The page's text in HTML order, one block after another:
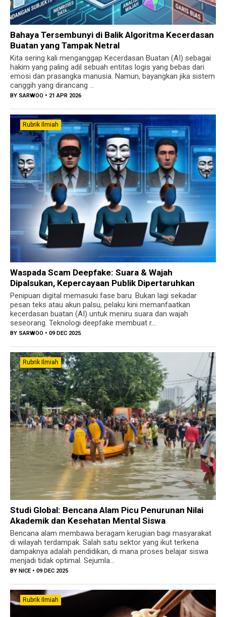
Bahaya Tersembunyi di Balik Algoritma Kecerdasan
Buatan yang Tampak Netral
Kita sering kali menganggap Kecerdasan Buatan (AI) sebagai
hakim yang paling adil sebuah entitas logis yang bebas dari
emosi dan prasangka manusia. Namun, bayangkan jika sistem
canggih yang dirancang ...
BY SARWOO • 21 APR 2026
Rubrik Ilmiah
Waspada Scam Deepfake: Suara & Wajah
Dipalsukan, Kepercayaan Publik Dipertaruhkan
Penipuan digital memasuki fase baru. Bukan lagi sekadar
pesan teks atau akun palsu, pelaku kini memanfaatkan
kecerdasan buatan (AI) untuk meniru suara dan wajah
seseorang. Teknologi deepfake membuat r...
BY SARWOO • 09 DEC 2025
Rubrik Ilmiah
Studi Global: Bencana Alam Picu Penurunan Nilai
Akademik dan Kesehatan Mental Siswa
Bencana alam membawa beragam kerugian bagi masyarakat
di wilayah terdampak. Salah satu sektor yang ikut terkena
dampaknya adalah pendidikan, di mana proses belajar siswa
menjadi tidak optimal. Sejumla...
BY NICE • 09 DEC 2025
Rubrik Ilmiah